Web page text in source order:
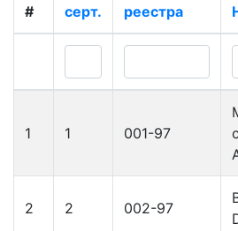
#
серт.
реестра
1 1 001-97
2 2 002-97